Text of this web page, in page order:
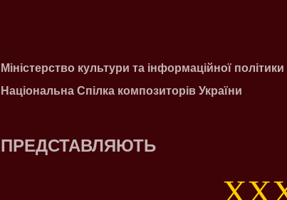
Міністерство культури та інформаційної політики
Національна Спілка композиторів України
ПРЕДСТАВЛЯЮТЬ